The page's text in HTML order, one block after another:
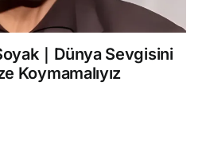
｜Dünya Sevgisini
Koymamalıyız